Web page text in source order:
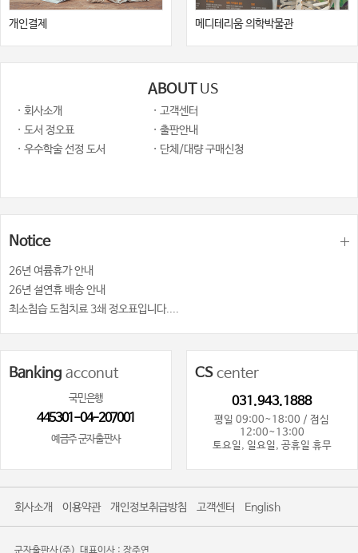
개인결제 메디테리움 의학박물관
ABOUT US
· 회사소개
· 고객센터
· 도서 정오표
· 출판안내
· 우수학술 선정 도서
· 단체/대량 구매신청
Notice
26년 여륨휴가 안내
26년 설연휴 배송 안내
최소침습 도침치료 3쇄 정오표입니다....
Banking acconut
국민은행
445301-04-207001
예금주 군자출판사
CScenter
031.943.1888
평일 09:00~18:00 / 점심
12:00~13:00
토요일, 일요일, 공휴일 휴무
회사소개 이용약관 개인정보취급방침 고객센터 English